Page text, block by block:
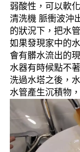
弱酸性，可以軟
清洗機 脈衝波沖
的狀況下，把水
如果發現家中的
會有髒水流出的
水器有時候點不
洗過水塔之後，
水管產生沉積物